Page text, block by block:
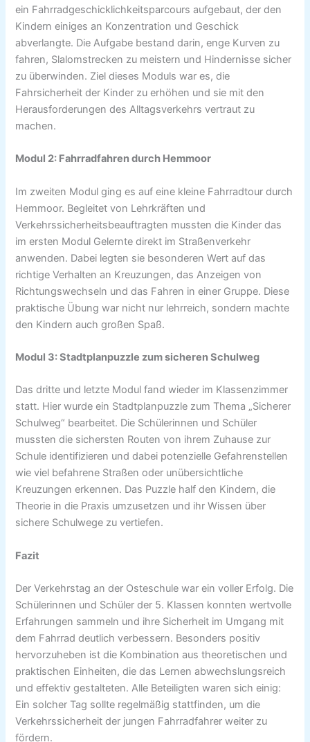
ein Fahrradgeschicklichkeitsparcours aufgebaut, der den
Kindern einiges an Konzentration und Geschick
abverlangte. Die Aufgabe bestand darin, enge Kurven zu
fahren, Slalomstrecken zu meistern und Hindernisse sicher
zu überwinden. Ziel dieses Moduls war es, die
Fahrsicherheit der Kinder zu erhöhen und sie mit den
Herausforderungen des Alltagsverkehrs vertraut zu
machen.
Modul 2: Fahrradfahren durch Hemmoor
Im zweiten Modul ging es auf eine kleine Fahrradtour durch
Hemmoor. Begleitet von Lehrkräften und
Verkehrssicherheitsbeauftragten mussten die Kinder das
im ersten Modul Gelernte direkt im Straßenverkehr
anwenden. Dabei legten sie besonderen Wert auf das
richtige Verhalten an Kreuzungen, das Anzeigen von
Richtungswechseln und das Fahren in einer Gruppe. Diese
praktische Übung war nicht nur lehrreich, sondern machte
den Kindern auch großen Spaß.
Modul 3: Stadtplanpuzzle zum sicheren Schulweg
Das dritte und letzte Modul fand wieder im Klassenzimmer
statt. Hier wurde ein Stadtplanpuzzle zum Thema „Sicherer
Schulweg“ bearbeitet. Die Schülerinnen und Schüler
mussten die sichersten Routen von ihrem Zuhause zur
Schule identifizieren und dabei potenzielle Gefahrenstellen
wie viel befahrene Straßen oder unübersichtliche
Kreuzungen erkennen. Das Puzzle half den Kindern, die
Theorie in die Praxis umzusetzen und ihr Wissen über
sichere Schulwege zu vertiefen.
Fazit
Der Verkehrstag an der Osteschule war ein voller Erfolg. Die
Schülerinnen und Schüler der 5. Klassen konnten wertvolle
Erfahrungen sammeln und ihre Sicherheit im Umgang mit
dem Fahrrad deutlich verbessern. Besonders positiv
hervorzuheben ist die Kombination aus theoretischen und
praktischen Einheiten, die das Lernen abwechslungsreich
und effektiv gestalteten. Alle Beteiligten waren sich einig:
Ein solcher Tag sollte regelmäßig stattfinden, um die
Verkehrssicherheit der jungen Fahrradfahrer weiter zu
fördern.